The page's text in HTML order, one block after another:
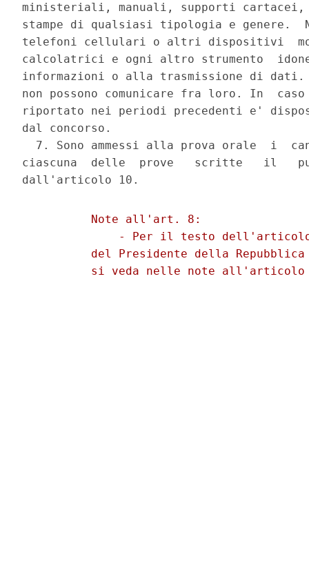
ministeriali, manuali, supporti
stampe di qualsiasi tipologia e genere.
telefoni cellulari o altri dispositivi
calcolatrici e ogni altro strumento
informazioni o alla trasmissione di
non possono comunicare fra loro. In
riportato nei periodi precedenti e'
dal concorso.
7. Sono ammessi alla prova orale  i
ciascuna  delle  prove   scritte   il
          Note all'art. 8:
- Per il testo
del Presidente della